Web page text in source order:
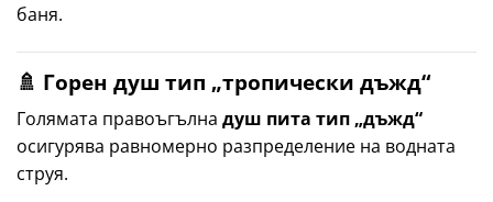
баня.
🚿 Горен душ тип „тропически дъжд“
Голямата правоъгълна душ пита тип „дъжд“
осигурява равномерно разпределение на водната
струя.